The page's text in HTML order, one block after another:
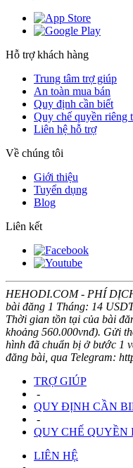
Hỗ trợ khách hàng
Trung tâm trợ giúp
An toàn mua bán
Quy định cần biết
Quy chế quyền riêng
Liên hệ hỗ trợ
Về chúng tôi
Giới thiệu
Tuyển dụng
Blog
Liên kết
HEHODI.COM - PHÍ
bài đăng 1 Tháng: 14
Thời gian tồn tại của bài
khoảng 560.000vnđ). Gửi
hình đã chuẩn bị ở bước 1
đăng bài, qua Telegram:
TRỢ GIÚP
-
QUY ĐỊNH CẦN
-
QUY CHẾ QUYỀN
LIÊN HỆ